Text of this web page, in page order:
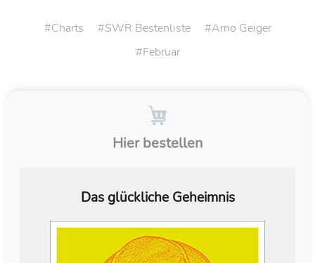
Charts SWR Bestenliste
Arno Geiger
Februar
Hier bestellen
Das glückliche Geheimnis